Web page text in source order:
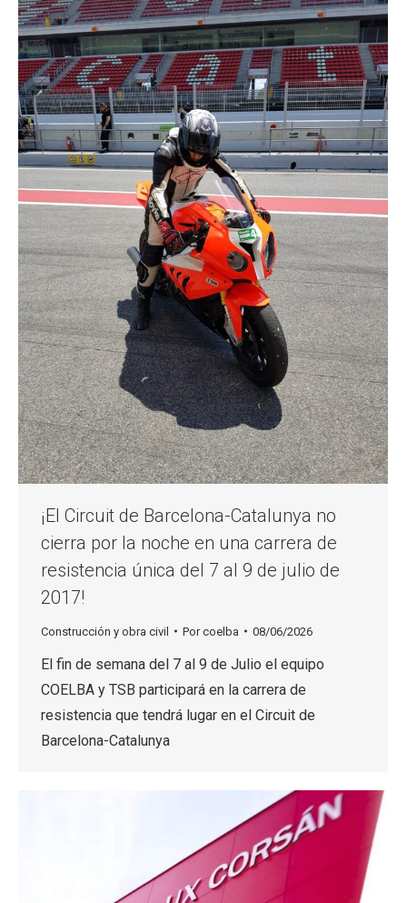
¡El Circuit de Barcelona-Catalunya no
cierra por la noche en una carrera de
resistencia única del 7 al 9 de julio de
2017!
Construcción y obra civil Porcoelba 08/06/2026
El fin de semana del 7 al 9 de Julio el equipo
COELBA y TSB participará en la carrera de
resistencia que tendrá lugar en el Circuit de
Barcelona-Catalunya